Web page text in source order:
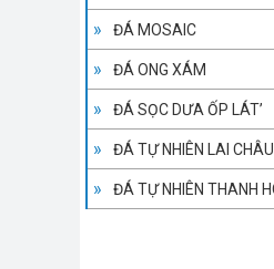
ĐÁ MOSAIC
ĐÁ ONG XÁM
ĐÁ SỌC DƯA ỐP LÁT’
ĐÁ TỰ NHIÊN LAI CHÂU
ĐÁ TỰ NHIÊN THANH